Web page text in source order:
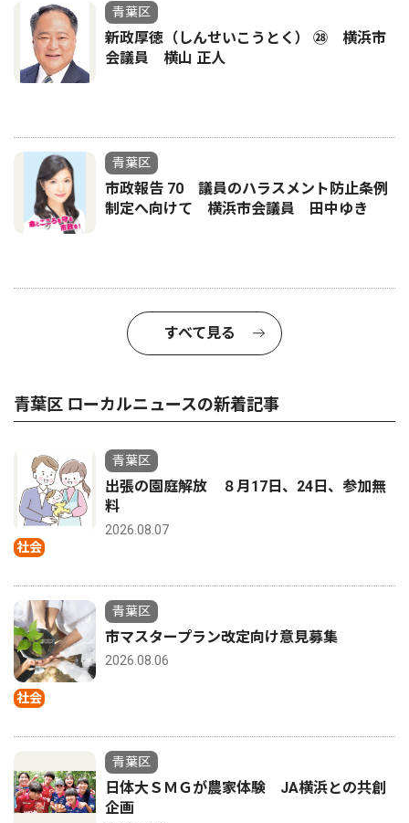
青葉区
新政厚徳（しんせいこうとく） ㉘ 横浜市
会議員 横山 正人
青葉区
市政報告 70 議員のハラスメント防止条例
制定へ向けて 横浜市会議員 田中ゆき
すべて見る
青葉区 ローカルニュースの新着記事
社会
青葉区
出張の園庭解放 ８月17日、24日、参加無
料
2026.08.07
社会
青葉区
市マスタープラン改定向け意見募集
2026.08.06
青葉区
日体大ＳＭＧが農家体験 JA横浜との共創
企画